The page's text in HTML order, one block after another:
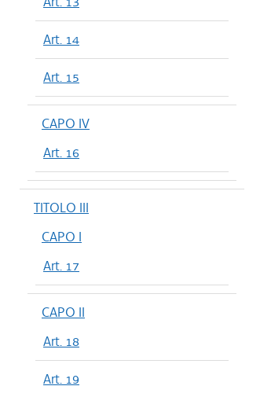
Art. 14
Art. 15
CAPO IV
Art. 16
TITOLO III
CAPO I
Art. 17
CAPO II
Art. 18
Art. 19